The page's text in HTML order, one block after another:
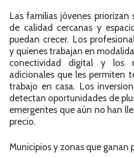
Las familias jóvenes priorizan
de calidad cercanas y
puedan crecer. Los
y quienes trabajan en
conectividad digital y los
adicionales que les permiten
trabajo en casa. Los
detectan oportunidades de
emergentes que aún no han
precio.
Municipios y zonas que ganan